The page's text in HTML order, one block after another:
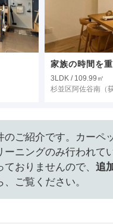
家族の時間を
3LDK / 109.99㎡
杉並区阿佐谷南 （
のご紹介です。カーペ
ーニングのみ行われて
おりませんので、 追
ご覧ください。